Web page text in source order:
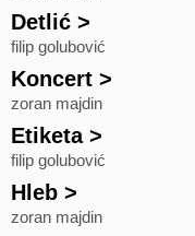
Detlić >
filip golubović
Koncert >
zoran majdin
Etiketa>
filip golubović
Hleb >
zoran majdin